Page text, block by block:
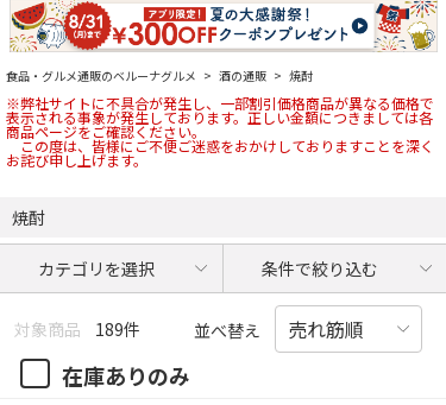
食品・グルメ通販のベルーナグルメ > 酒の通販 > 焼酎
※弊社サイトに不具合が発生し、一部割引価格商品が異なる価格で
表示される事象が発生しております。正しい金額につきましては各
商品ページをご確認ください。
この度は、皆様にご不便ご迷惑をおかけしておりますことを深く
お詫び申し上げます。
焼酎
カテゴリを選択 条件で絞り込む
対象商品 189件 並べ替え
在庫ありのみ